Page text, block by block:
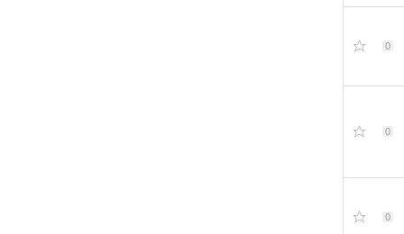
0
0
0